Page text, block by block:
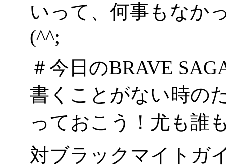
いって、何事もなか
(^^;
＃今日のBRAVE
書くことがない時の
っておこう！尤も誰
対ブラックマイトガ